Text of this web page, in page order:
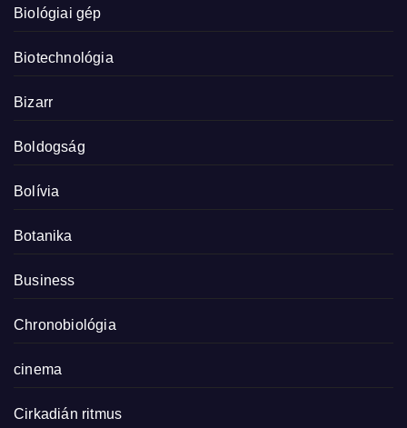
Biológiai gép
Biotechnológia
Bizarr
Boldogság
Bolívia
Botanika
Business
Chronobiológia
cinema
Cirkadián ritmus